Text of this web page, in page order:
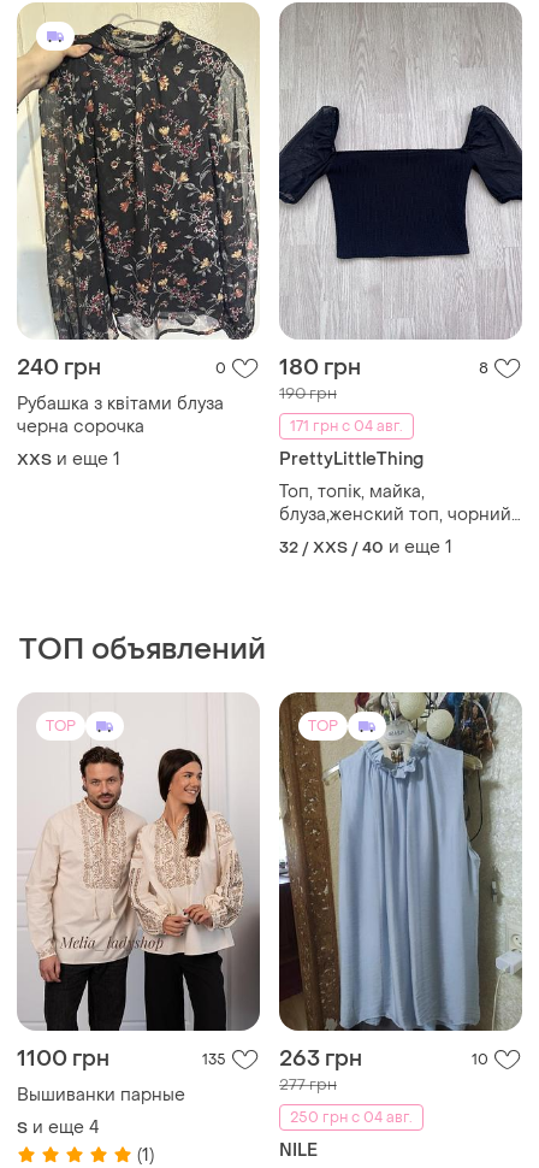
240 грн 0
Рубашка з квітами блуза
черна сорочка
XХS и еще 1
180 грн 8
190 грн
171 грн с 04 авг.
PrettyLittleThing
Топ, топік, майка,
блуза,женский топ, чорний
топ, черный топ, женская
блуза, чорная блуза
32 / XXS / 40 и еще 1
ТОП объявлений
TOP
1100 грн 135
Вышиванки парные
S и еще 4
(1)
TOP
263 грн 10
277 грн
250 грн с 04 авг.
NILE